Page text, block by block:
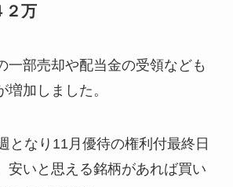
万
一部売却や配当金の受領なども
増加しました。
となり11月優待の権利付最終日
安いと思える銘柄があれば買い